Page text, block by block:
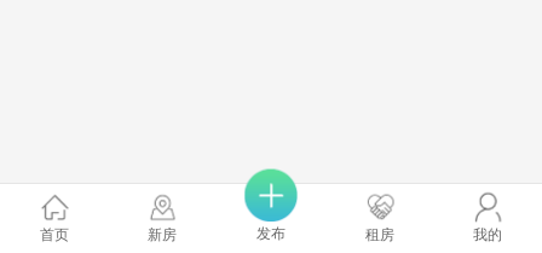
首页 新房 发布 租房 我的